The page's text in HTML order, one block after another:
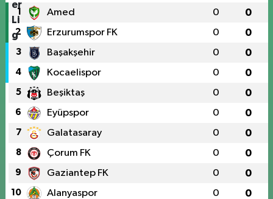
1 Amed 0 0
2 Erzurumspor FK 0 0
3 Başakşehir 0 0
4 Kocaelispor 0 0
5 Beşiktaş 0 0
6 Eyüpspor 0 0
7 Galatasaray 0 0
8 Çorum FK 0 0
9 Gaziantep FK 0 0
10 Alanyaspor 0 0